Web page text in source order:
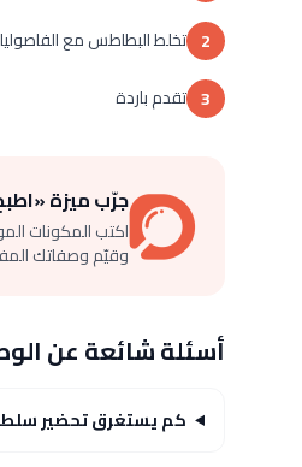
2 تخلط البطاطس مع
3 تقدم باردة
جرّب ميزة
اكتب المكونات
وقيّم وصفاتك
أسئلة شائعة عن
كم يستغرق تحضير